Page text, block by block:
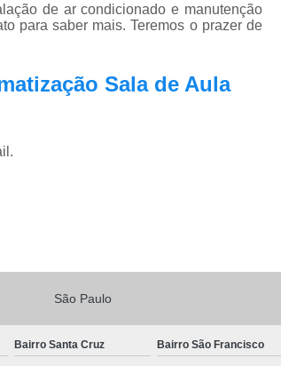
Sistema Central de
Sistema de Climatização de
Sistema de Climatização São José do Rio
de ar condicionado e manutenção
para saber mais. Teremos o prazer de
Sala de Aula
São Paulo
Bairro Santa Cruz Bairro São Francisco